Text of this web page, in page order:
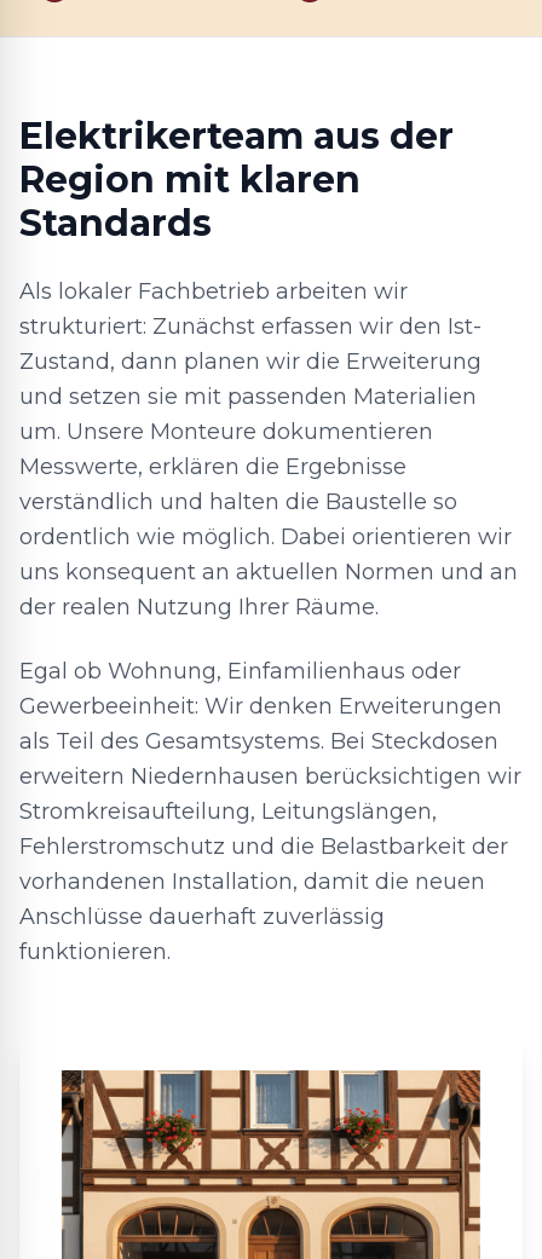
Elektrikerteam aus der
Region mit klaren
Standards
Als lokaler Fachbetrieb arbeiten wir
strukturiert: Zunächst erfassen wir den Ist-
Zustand, dann planen wir die Erweiterung
und setzen sie mit passenden Materialien
um. Unsere Monteure dokumentieren
Messwerte, erklären die Ergebnisse
verständlich und halten die Baustelle so
ordentlich wie möglich. Dabei orientieren wir
uns konsequent an aktuellen Normen und an
der realen Nutzung Ihrer Räume.
Egal ob Wohnung, Einfamilienhaus oder
Gewerbeeinheit: Wir denken Erweiterungen
als Teil des Gesamtsystems. Bei Steckdosen
erweitern Niedernhausen berücksichtigen wir
Stromkreisaufteilung, Leitungslängen,
Fehlerstromschutz und die Belastbarkeit der
vorhandenen Installation, damit die neuen
Anschlüsse dauerhaft zuverlässig
funktionieren.